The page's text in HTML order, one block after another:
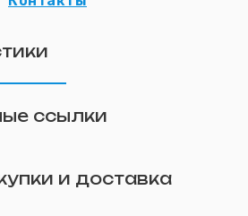
ссылки
и доставка